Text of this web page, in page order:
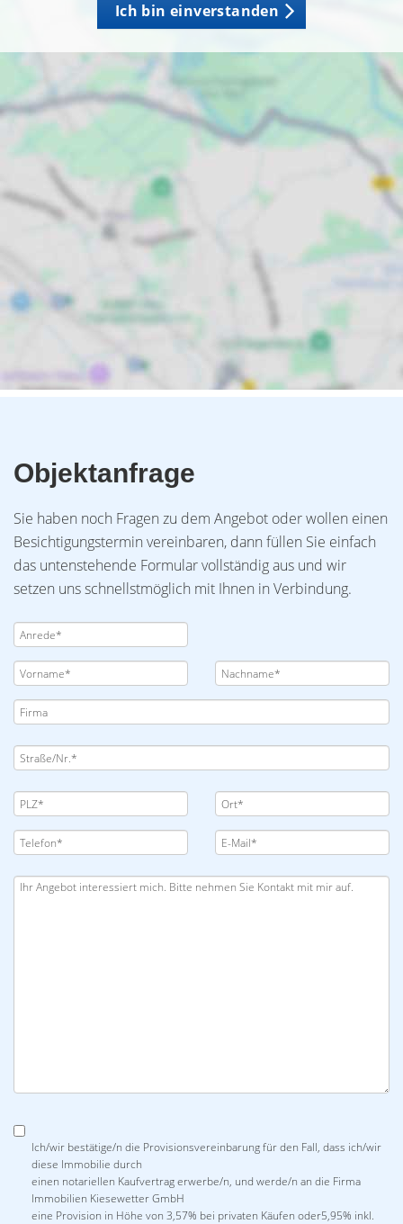
Ich bin einverstanden
Objektanfrage
Sie haben noch Fragen zu dem Angebot oder wollen einen
Besichtigungstermin vereinbaren, dann füllen Sie einfach
das untenstehende Formular vollständig aus und wir
setzen uns schnellstmöglich mit Ihnen in Verbindung.
Ich/wir bestätige/n die Provisionsvereinbarung für den Fall, dass ich/wir
diese Immobilie durch
einen notariellen Kaufvertrag erwerbe/n, und werde/n an die Firma
Immobilien Kiesewetter GmbH
eine Provision in Höhe von 3,57% bei privaten Käufen oder5,95% inkl.